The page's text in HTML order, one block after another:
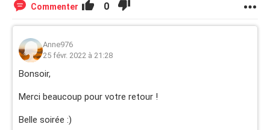
Commenter 0
Anne976
25 févr. 2022 à 21:28
Bonsoir,
Merci beaucoup pour votre retour !
Belle soirée :)